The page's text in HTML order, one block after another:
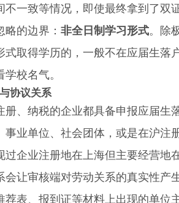
一致等情况，即使最终拿到了双
的边界： 非全日制学习形式。除
式取得学历的，一般不在应届生落
校名气。
协议关系
纳税的企业都具备申报应届生
业单位、社会团体，或是在沪注
业注册地在上海但主要经营地
让审核端对劳动关系的真实性产
、报到证等材料上出现的单位